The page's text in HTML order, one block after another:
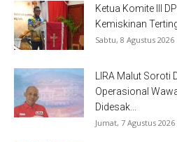
Ketua Komite III
Kemiskinan
Sabtu, 8 Agustus 2026
LIRA Malut Soroti
Operasional
Didesak...
Jumat, 7 Agustus 2026